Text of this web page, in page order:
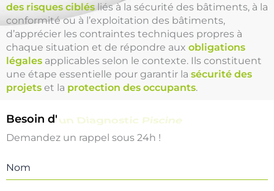
des risques ciblés liés à la sécurité des bâtiments, à la
conformité ou à l’exploitation des bâtiments,
d’apprécier les contraintes techniques propres à
chaque situation et de répondre aux obligations
légales applicables selon le contexte. Ils constituent
une étape essentielle pour garantir la sécurité des
projets et la protection des occupants.
Besoin d' un Diagnostic Piscine
Demandez un rappel sous 24h !
Nom